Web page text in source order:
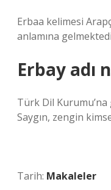
Erbaa kelimesi
anlamına
Erbay adı
Türk Dil Kurumu’na
Saygın, zengin
Tarih: Makaleler